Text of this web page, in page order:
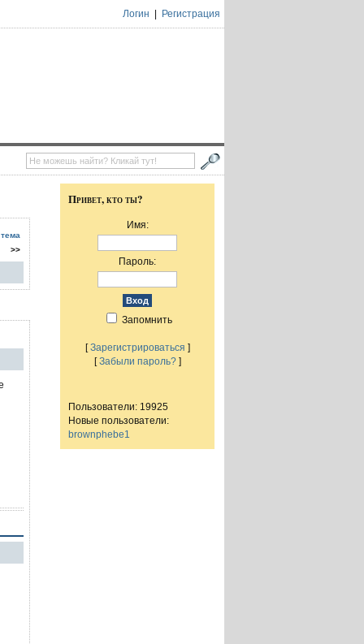
Логин Регистрация
>>
Привет, кто ты?
Имя:
Пароль:
Запомнить
[Зарегистрироваться ]
[Забыли пароль?]
Пользователи: 19925
Новые пользователи:
brownphebe1